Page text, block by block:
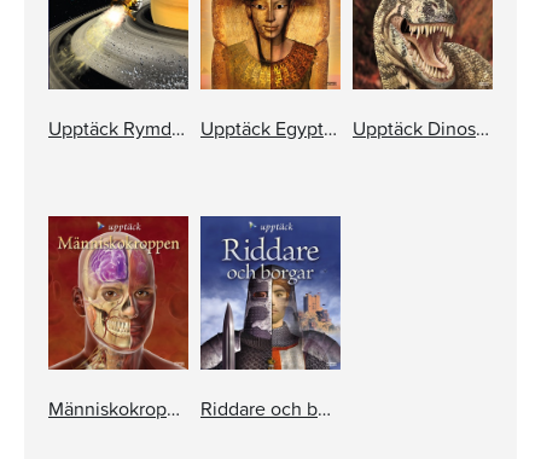
Upptäck Rymden Upptäck Egypten Upptäck Dinosaurier
Människokroppen Riddare och borgar